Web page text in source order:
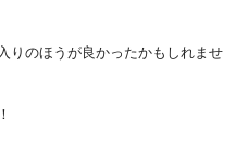
りのほうが良かったかもしれませ